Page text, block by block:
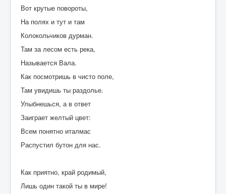
Вот крутые повороты,
На полях и тут и там
Колокольчиков дурман.
Там за лесом есть река,
Называется Вала.
Как посмотришь в чисто поле,
Там увидишь ты раздолье.
Улыбнешься, а в ответ
Заиграет желтый цвет:
Всем понятно италмас
Распустил бутон для нас.
Как приятно, край родимый,
Лишь один такой ты в мире!